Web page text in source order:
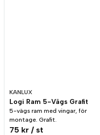
KANLUX
Logi Ram 5-Vägs Grafit
5-vägs ram med vingar, för
montage. Grafit.
75 kr / st